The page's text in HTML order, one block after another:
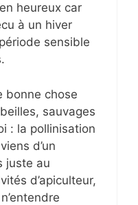
heureux car
à un hiver
sensible
bonne chose
sauvages
: la pollinisation
d’un
juste au
d’apiculteur,